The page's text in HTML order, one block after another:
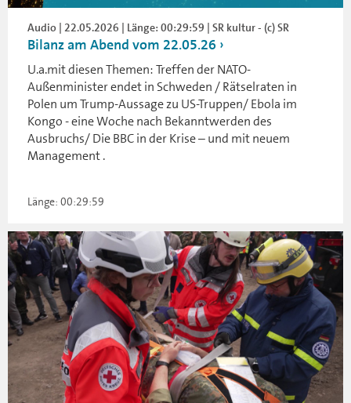
Audio | 22.05.2026 | Länge: 00:29:59 | SR kultur - (c) SR
Bilanz am Abend vom 22.05.26
U.a.mit diesen Themen: Treffen der NATO-
Außenminister endet in Schweden / Rätselraten in
Polen um Trump-Aussage zu US-Truppen/ Ebola im
Kongo - eine Woche nach Bekanntwerden des
Ausbruchs/ Die BBC in der Krise – und mit neuem
Management .
Länge: 00:29:59